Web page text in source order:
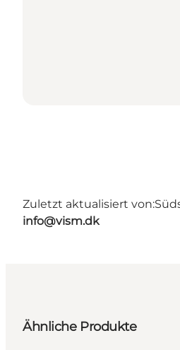
Zuletzt aktualisiert von:
info@vism.dk
Ähnliche Produkte